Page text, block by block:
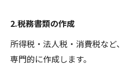
2.税務書類の作成
所得税・法人税・消費税な
専門的に作成します。